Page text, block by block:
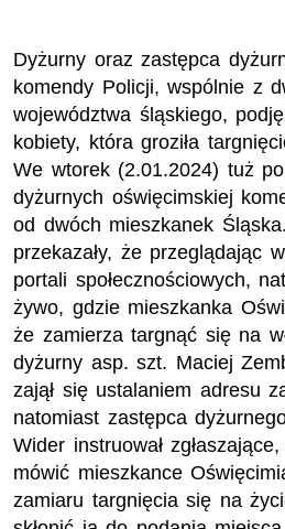
Dyżurny oraz zastępca
komendy Policji, wspólnie z
województwa śląskiego,
kobiety, która groziła
We wtorek (2.01.2024) tuż
dyżurnych oświęcimskiej
od dwóch mieszkanek
przekazały, że przeglądając
portali społecznościowych,
żywo, gdzie mieszkanka
że zamierza targnąć się na
dyżurny asp. szt. Maciej
zajął się ustalaniem adresu
natomiast zastępca
Wider instruował
mówić mieszkance
zamiaru targnięcia się na